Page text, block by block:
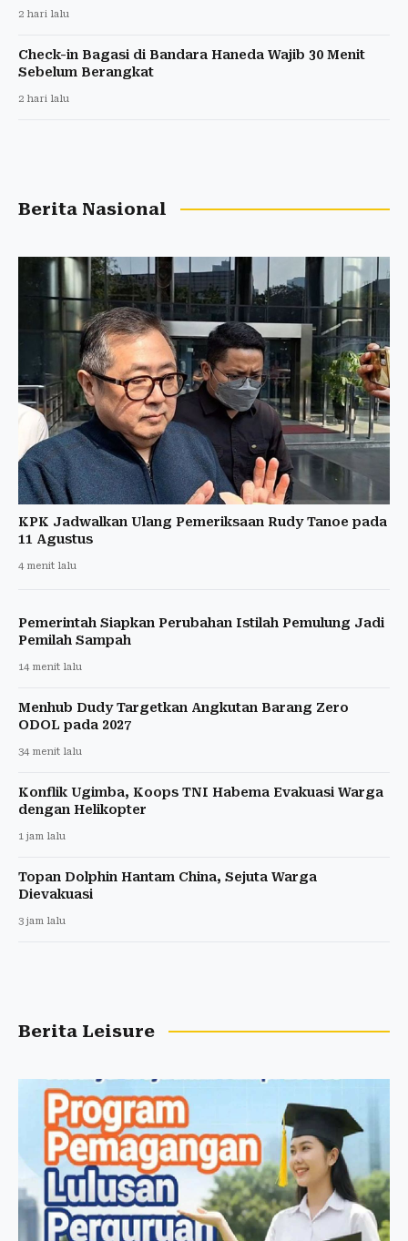
2 hari lalu
Check-in Bagasi di Bandara Haneda Wajib 30 Menit
Sebelum Berangkat
2 hari lalu
Berita Nasional
KPK Jadwalkan Ulang Pemeriksaan Rudy Tanoe pada
11 Agustus
4 menit lalu
Pemerintah Siapkan Perubahan Istilah Pemulung Jadi
Pemilah Sampah
14 menit lalu
Menhub Dudy Targetkan Angkutan Barang Zero
ODOL pada 2027
34 menit lalu
Konflik Ugimba, Koops TNI Habema Evakuasi Warga
dengan Helikopter
1 jam lalu
Topan Dolphin Hantam China, Sejuta Warga
Dievakuasi
3 jam lalu
Berita Leisure